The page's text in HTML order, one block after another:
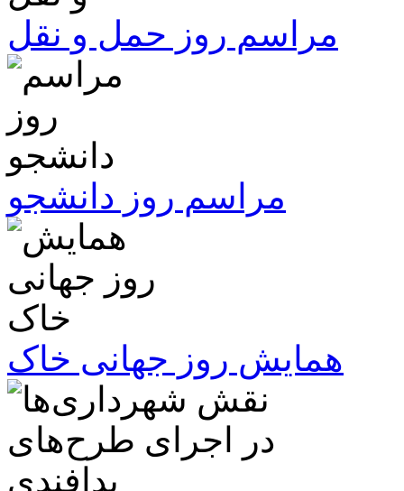
مراسم روز حمل و نقل
مراسم روز دانشجو
همایش روز جهانی خاک